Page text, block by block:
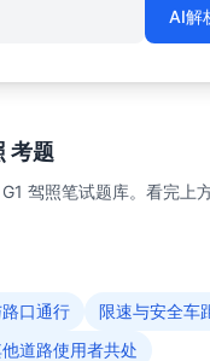
AI解
考题
驾照笔试题库。看完上
口通行 限速与安全车
道路使用者共处